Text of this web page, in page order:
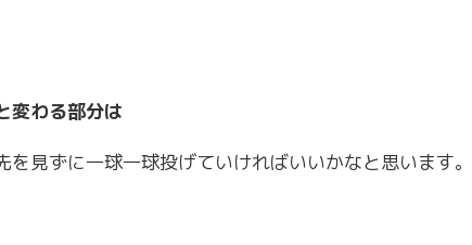
変わる部分は
見ずに一球一球投げていければいいかなと思います。